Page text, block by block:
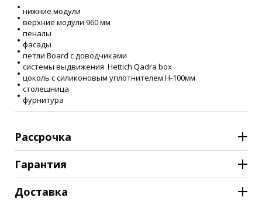
нижние модули
верхние модули 960 мм
пеналы
фасады
петли Board с доводчиками
системы выдвижения Hettich Qadra box
цоколь с силиконовым уплотнителем Н-100мм
столешница
фурнитура
Рассрочка
Гарантия
Доставка